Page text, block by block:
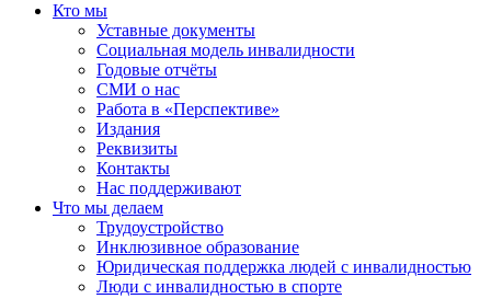
Кто мы
Уставные документы
Социальная модель инвалидности
Годовые отчёты
СМИ о нас
Работа в «Перспективе»
Издания
Реквизиты
Контакты
Нас поддерживают
Что мы делаем
Трудоустройство
Инклюзивное образование
Юридическая поддержка людей с инвалидностью
Люди с инвалидностью в спорте